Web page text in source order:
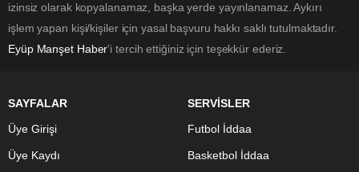
izinsiz olarak kopyalanamaz, başka yerde yayınlanamaz. Aykırı
işlem yapan kişi/kişiler için yasal başvuru hakkı saklı tutulmaktadır.
Eyüp Manşet Haber'i tercih ettiğiniz için teşekkür ederiz.
SAYFALAR
Üye Girişi
Üye Kaydı
SERVİSLER
Futbol İddaa
Basketbol İddaa